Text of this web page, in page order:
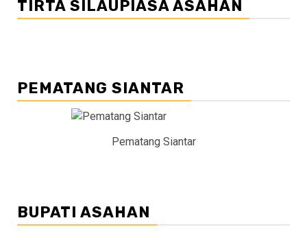
TIRTA SILAUPIASA ASAHAN
PEMATANG SIANTAR
Pematang Siantar
BUPATI ASAHAN